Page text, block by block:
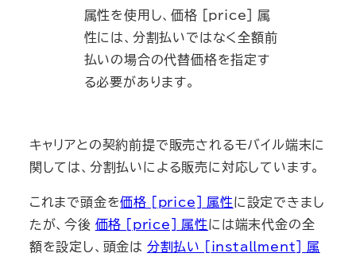
属性を使用し、価格 [price] 属
性には、分割払いではなく全額前
払いの場合の代替価格を指定す
る必要があります。
キャリアとの契約前提で販売されるモバイル端末に
関しては、分割払いによる販売に対応しています。
これまで頭金を価格 [price] 属性に設定できまし
たが、今後 価格 [price] 属性には端末代金の全
額を設定し、頭金は 分割払い [installment] 属